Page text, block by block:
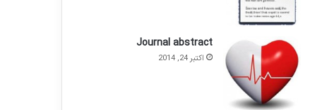
Journal abstract
اکتبر 24, 2014